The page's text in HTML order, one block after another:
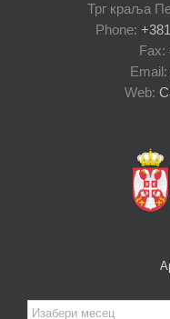
Трг краља
Phone:
Fax:
Email:
Web:
Архива